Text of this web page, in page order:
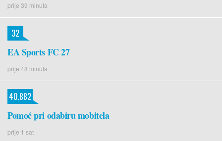
prije 39 minuta
EA Sports FC 27
prije 48 minuta
32
Pomoć pri odabiru mobitela
prije 1 sat
40.882